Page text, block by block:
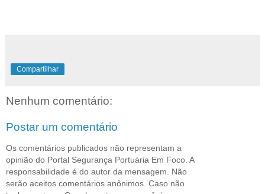
Compartilhar
Nenhum comentário:
Postar um comentário
Os comentários publicados não representam a
opinião do Portal Segurança Portuária Em Foco. A
responsabilidade é do autor da mensagem. Não
serão aceitos comentários anônimos. Caso não